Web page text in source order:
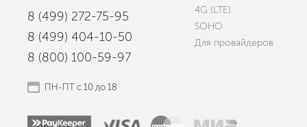
8 (499) 272-75-95
8 (499) 404-10-50
8 (800) 100-59-97
ПН-ПТ с 10 до 18
4G (LTE)
SOHO
Для провайдеров